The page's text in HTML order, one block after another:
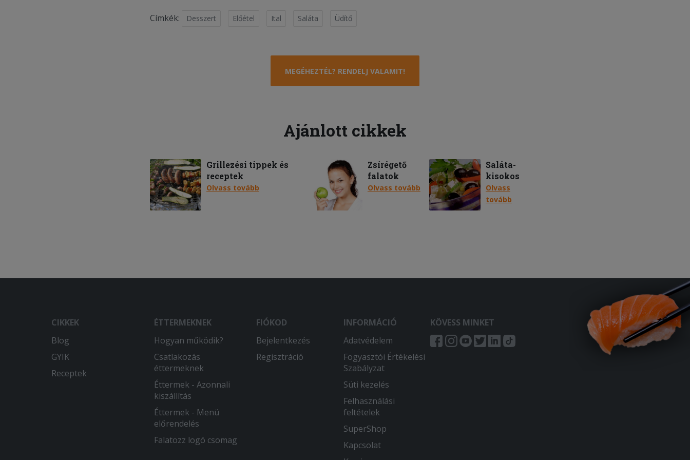
Címkék: Desszert Előétel Ital Saláta Üdítő
MEGÉHEZTÉL? RENDELJ VALAMIT!
Ajánlott cikkek
Grillezési tippek és
receptek
Olvass tovább
Zsírégető
falatok
Olvass tovább
Saláta-
kisokos
Olvass
tovább
CIKKEK
Blog
GYIK
Receptek
ÉTTERMEKNEK
Hogyan működik?
Csatlakozás
éttermeknek
Éttermek - Azonnali
kiszállítás
Éttermek - Menü
előrendelés
Falatozz logó csomag
FIÓKOD
Bejelentkezés
Regisztráció
INFORMÁCIÓ
Adatvédelem
Fogyasztói Értékelési
Szabályzat
Süti kezelés
Felhasználási
feltételek
SuperShop
Kapcsolat
KÖVESS MINKET